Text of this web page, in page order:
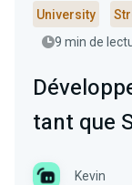
University
9 min de
tant que
Kevin